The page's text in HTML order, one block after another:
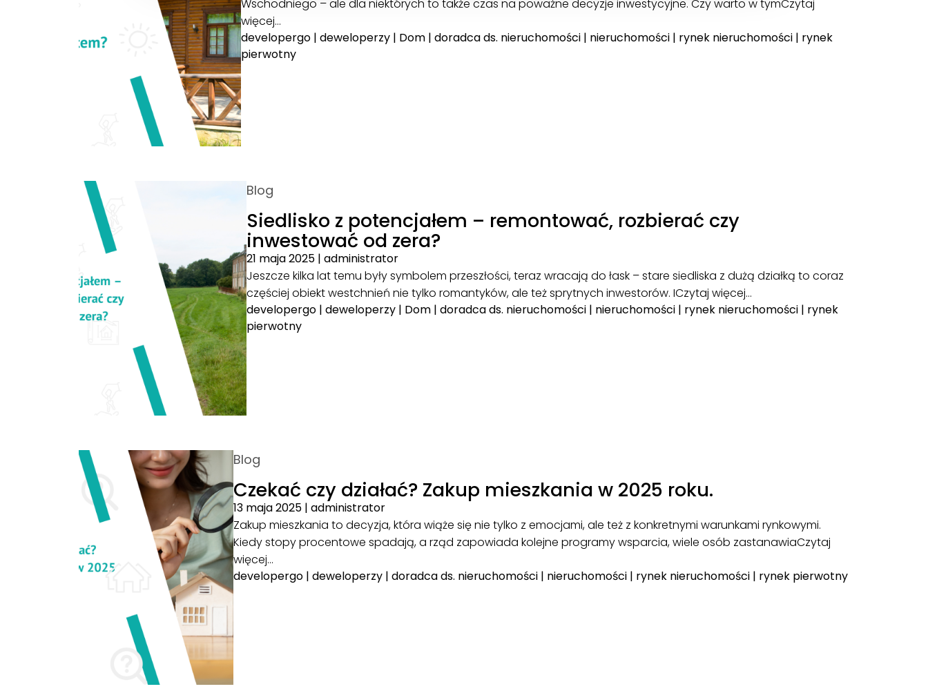
Wschodniego – ale dla niektórych to także czas na poważne decyzje inwestycyjne. Czy warto w tymCzytaj
więcej…
developergo| deweloperzy| Dom| doradca ds. nieruchomości| nieruchomości| rynek nieruchomości| rynek
pierwotny
Blog
Siedlisko z potencjałem – remontować, rozbierać czy
inwestować od zera?
21 maja 2025 |administrator
Jeszcze kilka lat temu były symbolem przeszłości, teraz wracają do łask – stare siedliska z dużą działką to coraz
częściej obiekt westchnień nie tylko romantyków, ale też sprytnych inwestorów. ICzytaj więcej…
developergo |deweloperzy | Dom |doradca ds. nieruchomości | nieruchomości | rynek nieruchomości | rynek
pierwotny
Blog
Czekać czy działać? Zakup mieszkania w 2025 roku.
13 maja 2025| administrator
Zakup mieszkania to decyzja, która wiąże się nie tylko z emocjami, ale też z konkretnymi warunkami rynkowymi.
Kiedy stopy procentowe spadają, a rząd zapowiada kolejne programy wsparcia, wiele osób zastanawiaCzytaj
więcej…
developergo| deweloperzy| doradca ds. nieruchomości| nieruchomości| rynek nieruchomości| rynek pierwotny